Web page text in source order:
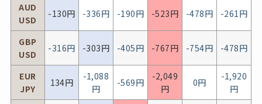
AUD
USD
-130円 -336円 -190円 -523円 -478円 -261 円
GBP
USD
-316円 -303円 -405円 -767円 -754円 -478円
EUR
JPY
134円
-1,088
円
-569円
-2,049
円
0円
-1,920
円